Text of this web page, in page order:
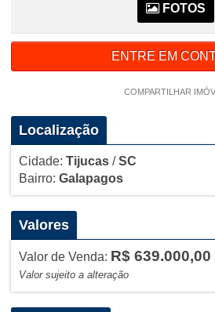
FOTOS
ENTRE EM
COMPARTILHAR
Localização
Cidade: Tijucas/SC
Bairro: Galapagos
Valores
Valor de Venda: R$ 639.000,00
Valor sujeito a alteração